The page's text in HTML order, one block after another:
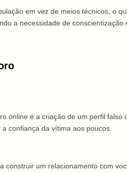
em vez de meios técnicos, o
a necessidade de
online é a criação de um perfil
confiança da vítima aos poucos.
construir um relacionamento com